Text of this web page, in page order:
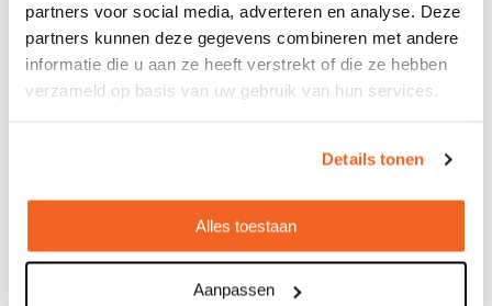
partners voor social media, adverteren en analyse. Deze
partners kunnen deze gegevens combineren met andere
informatie die u aan ze heeft verstrekt of die ze hebben
verzameld op basis van uw gebruik van hun services.
Details tonen
Alles toestaan
Aanpassen
Mondkapjes, all over bedrukt